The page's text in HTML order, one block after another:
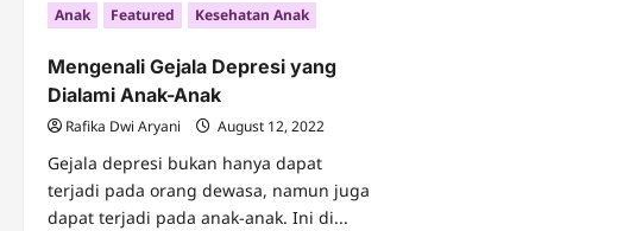
Down
Syndrome
Saat
Hamil?
Anak Featured Kesehatan Anak
Mengenali Gejala Depresi yang
Dialami Anak-Anak
Rafika Dwi Aryani August 12, 2022
Gejala depresi bukan hanya dapat
terjadi pada orang dewasa, namun juga
dapat terjadi pada anak-anak. Ini di...